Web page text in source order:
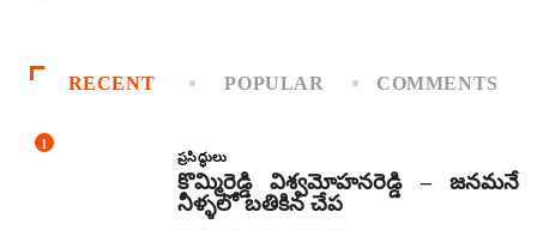
RECENT POPULAR COMMENTS
1
ప్రసిద్ధులు
కొమ్మిరెడ్డి విశ్వమోహనరెడ్డి – జనమనే
నీళ్ళలో బతికిన చేప